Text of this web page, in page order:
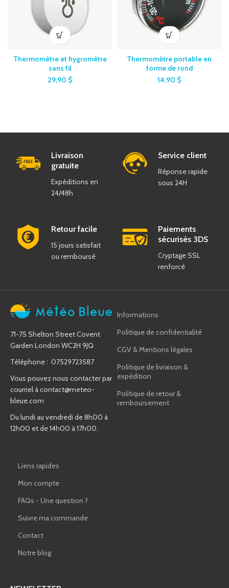
Thermomètre et hygromètre
sans fil
29,90 $
Thermomètre portable en
forme de rond
14,90 $
Livraison
gratuite
Expéditions en
24/48h
Service client
Réponse rapide
sous 24H
Retour facile
15 jours satisfait
ou remboursé
Paiements
sécurisés 3DS
Cryptage SSL
renforcé
71-75 Shelton Street Covent
Garden London WC2H 9JQ
Téléphone : 07529723587
Vous pouvez nous contacter par
courriel àcontact@meteo-
bleue.com
Du lundi au vendredi de 8h00 à
12h00 et de 14h00 à 17h00.
Informations
Politique de confidentialité
CGV & Mentions légales
Politique de livraison &
expédition
Politique de retour &
remboursement
Liens rapides
Mon compte
FAQs - Une question ?
Suivre ma commande
Contact
Notre blog